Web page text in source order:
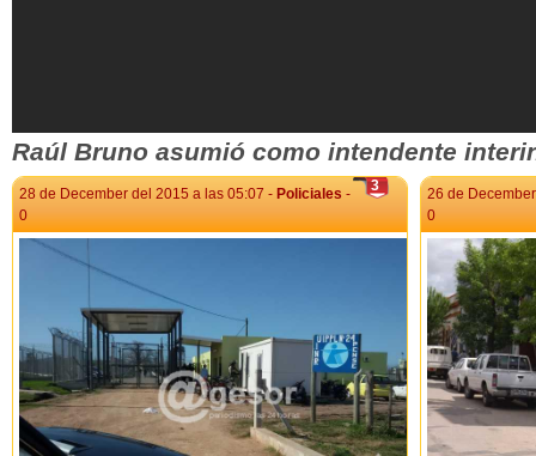
Raúl Bruno asumió como intendente
3
28 de December del 2015 a las 05:07 - Policiales -
0
26 de
0